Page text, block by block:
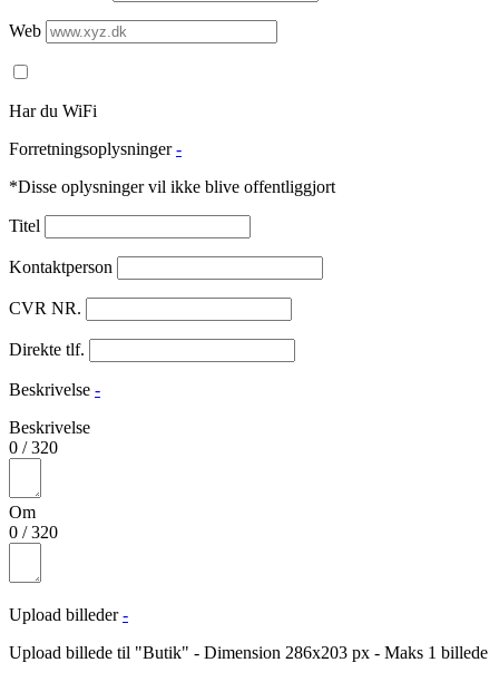
Web
Har du WiFi
Forretningsoplysninger -
*Disse oplysninger vil ikke blive offentliggjort
Titel
Kontaktperson
CVR NR.
Direkte tlf.
Beskrivelse -
Beskrivelse
0 /320
Om
0 /320
Upload billeder -
Upload billede til "Butik" - Dimension 286x203 px - Maks 1 billede